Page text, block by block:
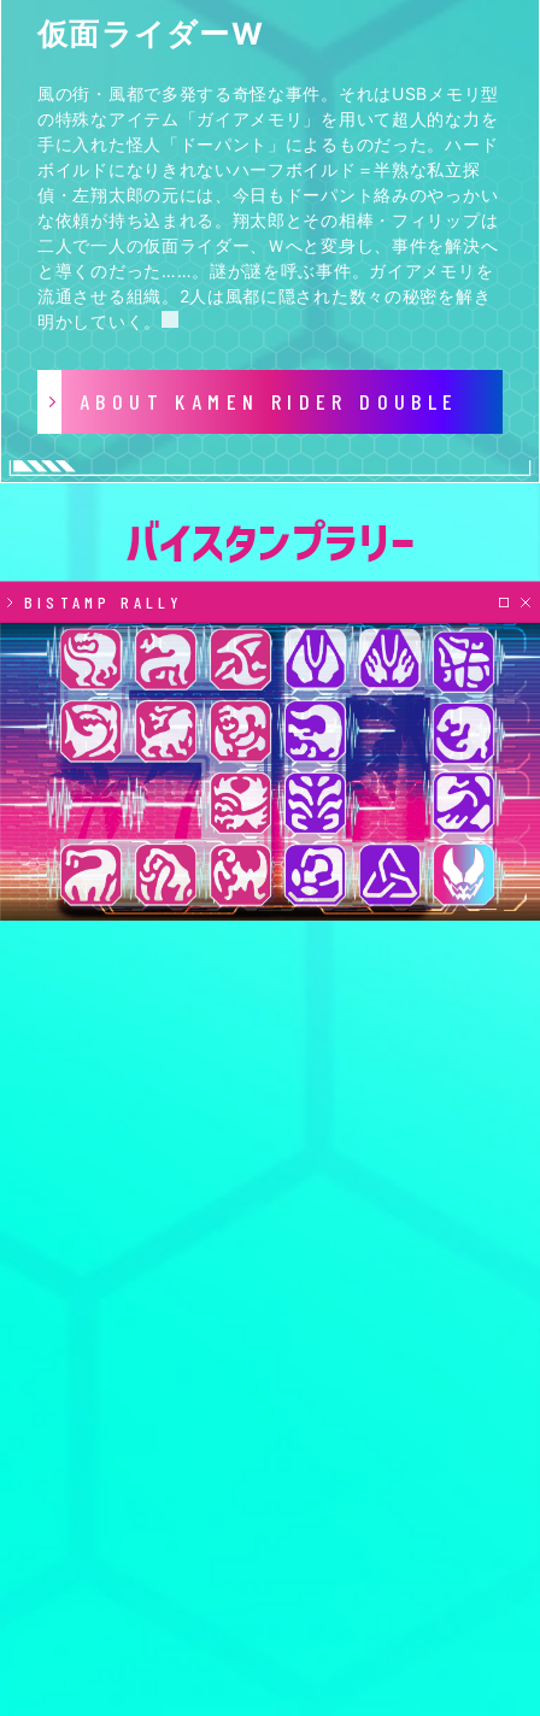
仮面ライダーW
風の街・風都で多発する奇怪な事件。それはUSBメモリ型
の特殊なアイテム「ガイアメモリ」を用いて超人的な力を
手に入れた怪人「ドーパント」によるものだった。ハード
ボイルドになりきれないハーフボイルド＝半熟な私立探
偵・左翔太郎の元には、今日もドーパント絡みのやっかい
な依頼が持ち込まれる。翔太郎とその相棒・フィリップは
二人で一人の仮面ライダー、Ｗへと変身し、事件を解決へ
と導くのだった……。謎が謎を呼ぶ事件。ガイアメモリを
流通させる組織。2人は風都に隠された数々の秘密を解き
明かしていく。
ABOUT KAMEN RIDER DOUBLE
バイスタンプラリー
BISTAMP RALLY